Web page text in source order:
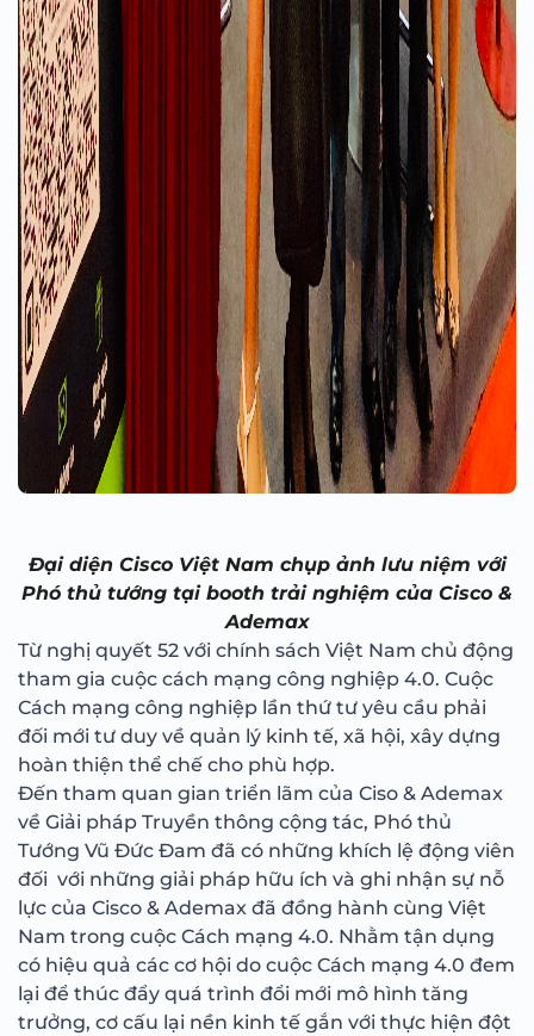
Đại diện Cisco Việt Nam chụp ảnh lưu niệm với
Phó thủ tướng tại booth trải nghiệm của Cisco &
Ademax
Từ nghị quyết 52 với chính sách Việt Nam chủ động
tham gia cuộc cách mạng công nghiệp 4.0. Cuộc
Cách mạng công nghiệp lần thứ tư yêu cầu phải
đối mới tư duy về quản lý kinh tế, xã hội, xây dựng
hoàn thiện thể chế cho phù hợp.
Đến tham quan gian triển lãm của Ciso & Ademax
về Giải pháp Truyền thông cộng tác, Phó thủ
Tướng Vũ Đức Đam đã có những khích lệ động viên
đối với những giải pháp hữu ích và ghi nhận sự nỗ
lực của Cisco & Ademax đã đồng hành cùng Việt
Nam trong cuộc Cách mạng 4.0. Nhằm tận dụng
có hiệu quả các cơ hội do cuộc Cách mạng 4.0 đem
lại để thúc đẩy quá trình đổi mới mô hình tăng
trưởng, cơ cấu lại nền kinh tế gắn với thực hiện đột